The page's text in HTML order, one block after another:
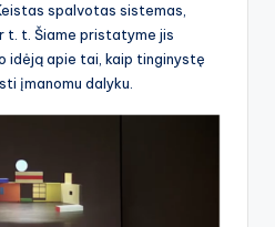
spalvotas sistemas,
t. t. Šiame pristatyme jis
idėją apie tai, kaip tinginystę
įmanomu dalyku.